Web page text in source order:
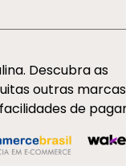
Descubra as
outras marcas
de